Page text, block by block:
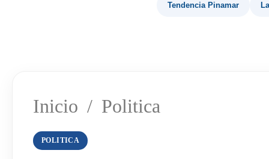
Tendencia Pinamar
Inicio / Politica
POLITICA